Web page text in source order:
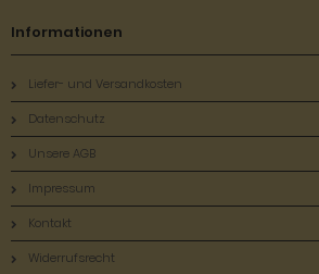
Informationen
Liefer- und Versandkosten
Datenschutz
Unsere AGB
Impressum
Kontakt
Widerrufsrecht